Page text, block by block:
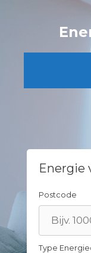
Energie
Postcode
Type